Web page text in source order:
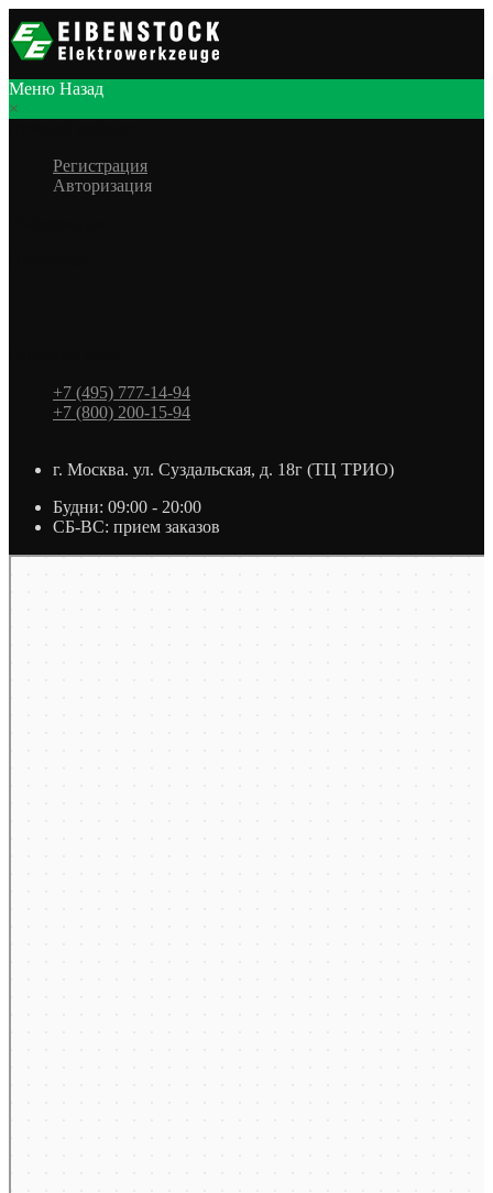
Меню Назад
×
Регистрация
Авторизация
+7 (495) 777-14-94
+7 (800) 200-15-94
г. Москва. ул. Суздальская, д. 18г (ТЦ ТРИО)
Будни: 09:00 - 20:00
СБ-ВС: прием заказов